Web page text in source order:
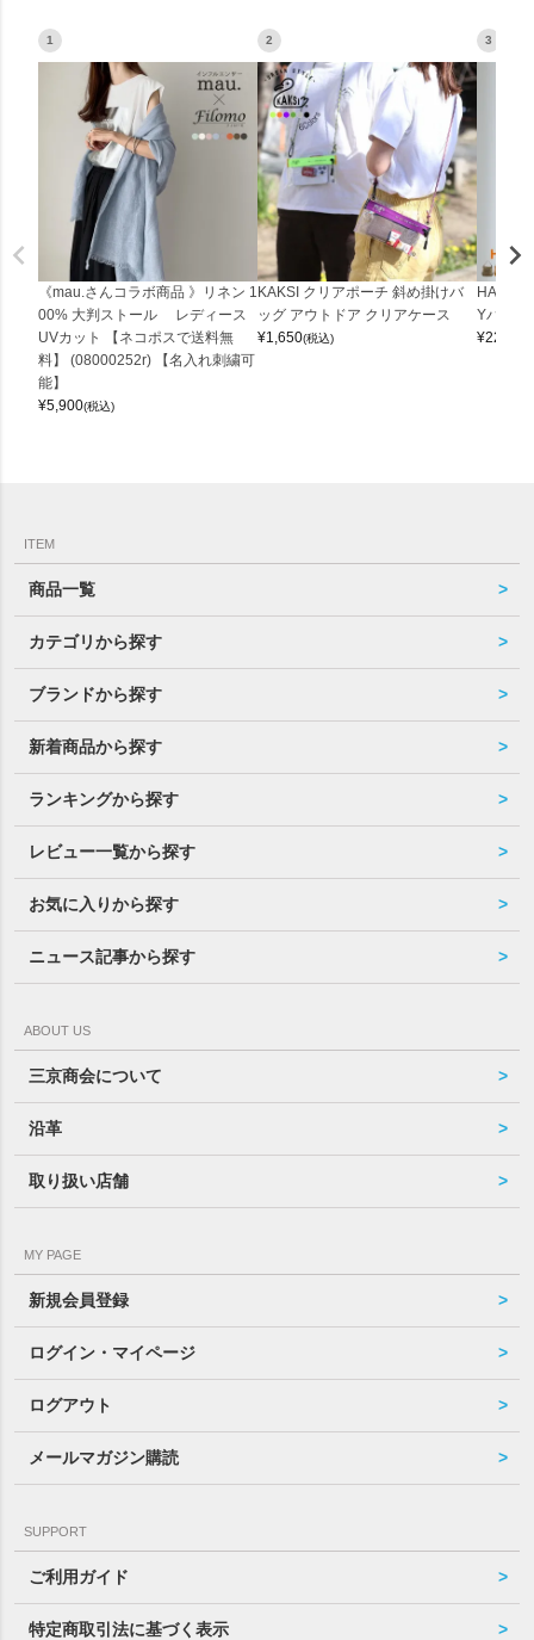
1
《mau.さんコラボ商品 》リネン 1
00% 大判ストール レディース
UVカット 【ネコポスで送料無
料】 (08000252r) 【名入れ刺繍可
能】
¥5,900(税込)
2
KAKSI クリアポーチ 斜め掛けバ
ッグ アウトドア クリアケース
¥1,650(税込)
3
Yバッグ
¥22,000
ITEM
商品一覧
カテゴリから探す
ブランドから探す
新着商品から探す
ランキングから探す
レビュー一覧から探す
お気に入りから探す
ニュース記事から探す
ABOUT US
三京商会について
沿革
取り扱い店舗
MY PAGE
新規会員登録
ログイン・マイページ
ログアウト
メールマガジン購読
SUPPORT
ご利用ガイド
特定商取引法に基づく表示